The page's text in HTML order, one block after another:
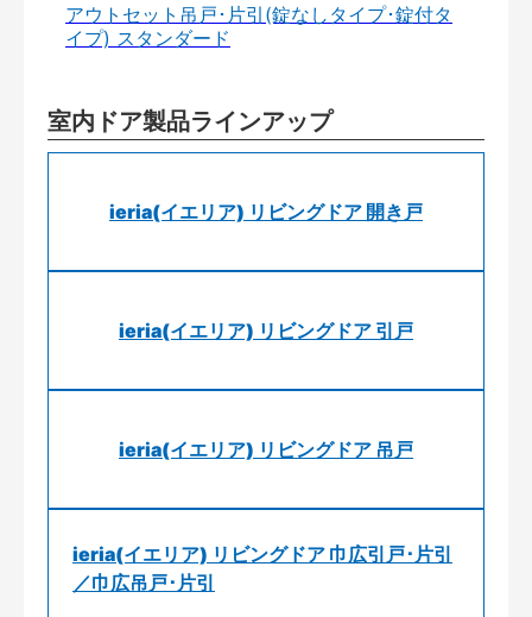
アウトセット吊戸･片引(錠なしタイプ･錠付タ
イプ) スタンダード
室内ドア製品ラインアップ
ieria(イエリア) リビングドア 開き戸
ieria(イエリア) リビングドア 引戸
ieria(イエリア) リビングドア 吊戸
ieria(イエリア) リビングドア 巾広引戸･片引
／巾広吊戸･片引